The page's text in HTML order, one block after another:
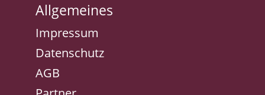
Allgemeines
Impressum
Datenschutz
AGB